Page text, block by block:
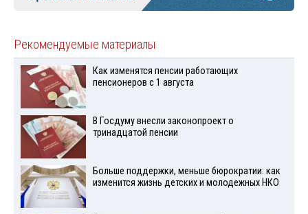
Рекомендуемые материалы
Как изменятся пенсии работающих
пенсионеров с 1 августа
В Госдуму внесли законопроект о
тринадцатой пенсии
Больше поддержки, меньше бюрократии: как
изменится жизнь детских и молодежных НКО